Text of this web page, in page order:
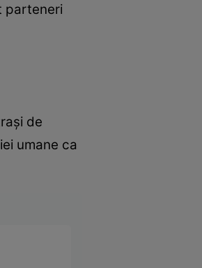
parteneri
de
umane ca